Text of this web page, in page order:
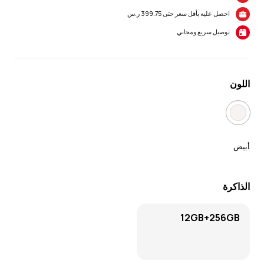
احصل عليه بأقل سعر حتى 399.75 ر.س
توصيل سريع ومجاني
اللون
أبيض
الذاكرة
12GB+256GB